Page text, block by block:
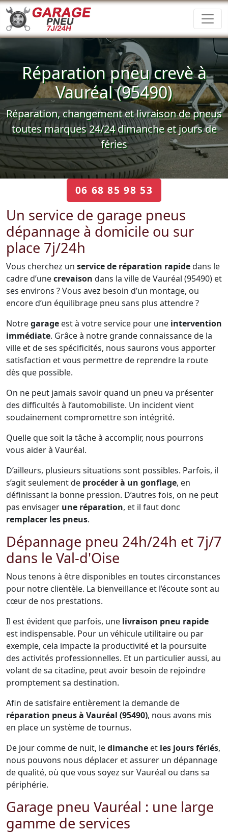
Réparation pneu crevè à
Vauréal (95490)
Réparation, changement et livraison de pneus
toutes marques 24/24 dimanche et jours de
féries
06 68 85 98 53
Un service de garage pneus
dépannage à domicile ou sur
place 7j/24h
Vous cherchez un service de réparation rapidedans le
cadre d’unecrevaison dans la ville de Vauréal (95490) et
ses environs ? Vous avez besoin d’un montage, ou
encore d’un équilibrage pneu sans plus attendre ?
Notregarage est à votre service pour une intervention
immédiate. Grâce à notre grande connaissance de la
ville et de ses spécificités, nous saurons vous apporter
satisfaction et vous permettre de reprendre la route
dès que possible.
On ne peut jamais savoir quand un pneu va présenter
des difficultés à l’automobiliste. Un incident vient
soudainement compromettre son intégrité.
Quelle que soit la tâche à accomplir, nous pourrons
vous aider à Vauréal.
D’ailleurs, plusieurs situations sont possibles. Parfois, il
s’agit seulement de procéder à un gonflage, en
définissant la bonne pression. D’autres fois, on ne peut
pas envisager une réparation, et il faut donc
remplacer les pneus.
Dépannage pneu 24h/24h et 7j/7
dans le Val-d'Oise
Nous tenons à être disponibles en toutes circonstances
pour notre clientèle. La bienveillance et l’écoute sont au
cœur de nos prestations.
Il est évident que parfois, une livraison pneu rapide
est indispensable. Pour un véhicule utilitaire ou par
exemple, cela impacte la productivité et la poursuite
des activités professionnelles. Et un particulier aussi, au
volant de sa citadine, peut avoir besoin de rejoindre
promptement sa destination.
Afin de satisfaire entièrement la demande de
réparation pneus à Vauréal (95490), nous avons mis
en place un système de tournus.
De jour comme de nuit, ledimanche et les jours fériés,
nous pouvons nous déplacer et assurer un dépannage
de qualité, où que vous soyez sur Vauréal ou dans sa
périphérie.
Garage pneu Vauréal : une large
gamme de services